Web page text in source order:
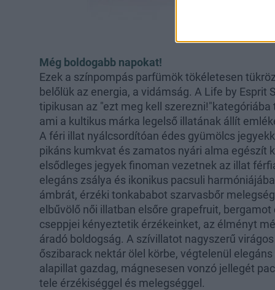
Még boldogabb napokat!
Ezek a színpompás parfümök tökéletesen
belőlük az energia, a vidámság. A Life by Esprit
tipikusan az "ezt meg kell
ami a kultikus márka legelső illatának állít
A féri illat nyálcsordítóan édes gyümölcs
pikáns kumkvat és zamatos nyári alma egészít
elsődleges jegyek finoman vezetnek az illat
elegáns zsálya és ikonikus pacsuli
ámbrát, érzéki tonkababot szarvasbőr
elbűvölő női illatban elsőre grapefruit,
cseppjei kényeztetik érzékeinket, az élményt
áradó boldogság. A szívillatot nagyszerű
őszibarack nektár ölel körbe, végtelenül
alapillat gazdag, mágnesesen vonzó jellegét
tele érzékiséggel és melegséggel.